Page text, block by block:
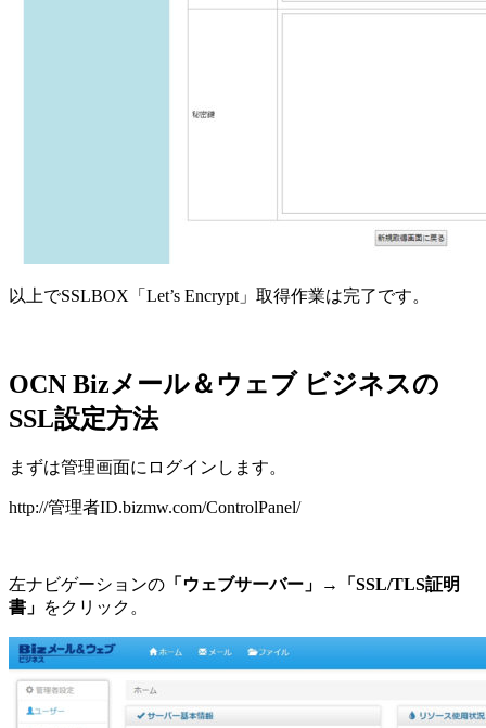
以上でSSLBOX「Let’s Encrypt」取得作業は完了です。
OCN Bizメール＆ウェブ ビジネスの
SSL設定方法
まずは管理画面にログインします。
http://管理者ID.bizmw.com/ControlPanel/
左ナビゲーションの 「ウェブサーバー」→「SSL/TLS証明
書」 をクリック。